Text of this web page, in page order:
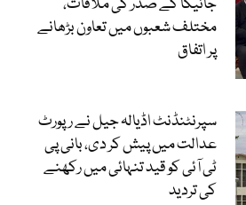
مختلف شعبوں میں تعاون بڑھانے
پر اتفاق
سپرنٹنڈنٹ اڈیالہ جیل نے رپورٹ
عدالت میں پیش کر دی، بانی پی
ٹی آئی کو قید تنہائی میں رکھنے
کی تردید